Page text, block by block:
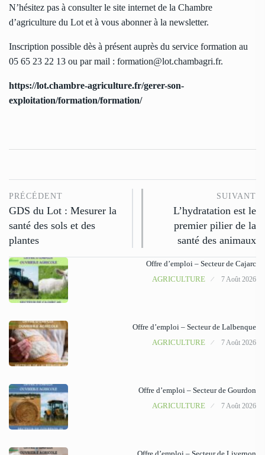
N’hésitez pas à consulter le site internet de la Chambre
d’agriculture du Lot et à vous abonner à la newsletter.
Inscription possible dès à présent auprès du service formation au
05 65 23 22 13 ou par mail : formation@lot.chambagri.fr.
https://lot.chambre-agriculture.fr/gerer-son-
exploitation/formation/formation/
PRÉCÉDENT
GDS du Lot : Mesurer la
santé des sols et des
plantes
SUIVANT
L’hydratation est le
premier pilier de la
santé des animaux
Offre d’emploi – Secteur de Cajarc
AGRICULTURE
7 Août 2026
Offre d’emploi – Secteur de Lalbenque
AGRICULTURE
7 Août 2026
Offre d’emploi – Secteur de Gourdon
AGRICULTURE
7 Août 2026